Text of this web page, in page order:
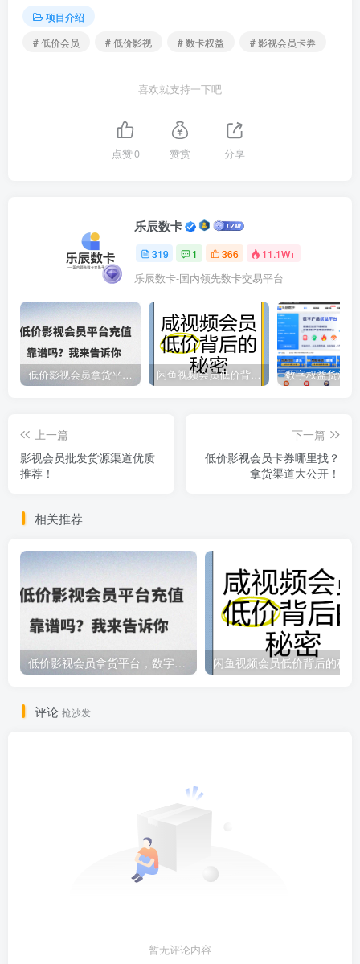
项目介绍
# 低价会员
# 低价影视 # 数卡权益 # 影视会员卡券
喜欢就支持一下吧
点赞0 赞赏 分享
乐辰数卡
319 1 366 11.1W+
乐辰数卡-国内领先数卡交易平台
低价影视会员拿货平台，数字权益卡券优质服务商 闲鱼视频会员低价背后的秘密
上一篇
影视会员批发货源渠道优质
推荐！
下一篇
低价影视会员卡券哪里找？
拿货渠道大公开！
相关推荐
低价影视会员拿货平台，数字权益卡券优质服务商 闲鱼视频会员低价背后的秘密
评论 抢沙发
暂无评论内容